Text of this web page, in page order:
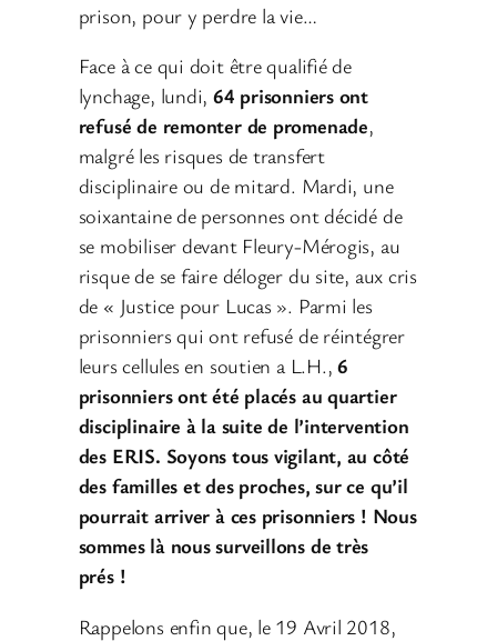
prison, pour y perdre la vie…
Face à ce qui doit être qualifié de
lynchage, lundi, 64 prisonniers ont
refusé de remonter de promenade,
malgré les risques de transfert
disciplinaire ou de mitard. Mardi, une
soixantaine de personnes ont décidé de
se mobiliser devant Fleury-Mérogis, au
risque de se faire déloger du site, aux cris
de « Justice pour Lucas ». Parmi les
prisonniers qui ont refusé de réintégrer
leurs cellules en soutien a L.H.,6
prisonniers ont été placés au quartier
disciplinaire à la suite de l’intervention
des ERIS. Soyons tous vigilant, au côté
des familles et des proches, sur ce qu’il
pourrait arriver à ces prisonniers ! Nous
sommes là nous surveillons de très
prés !
Rappelons enfin que, le 19 Avril 2018,